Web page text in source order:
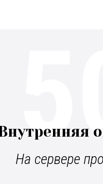
На сервере